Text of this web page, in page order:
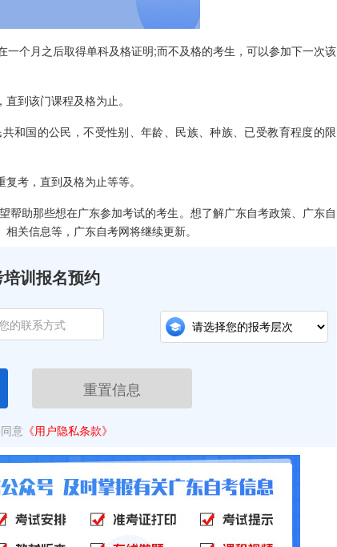
月之后取得单科及格证明;而不及格的考生，可以参加下一次该
到该门课程及格为止。
国的公民，不受性别、年龄、民族、种族、已受教育程度的限
考，直到及格为止等等。
助那些想在广东参加考试的考生。想了解广东自考政策、广东自
关信息等，广东自考网将继续更新。
训报名预约
重置信息
意 《用户隐私条款》